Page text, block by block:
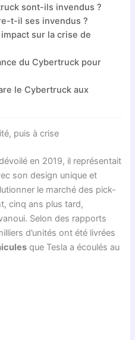
sont-ils invendus ?
t-il ses invendus ?
sur la crise de
du Cybertruck pour
le Cybertruck aux
puis à crise
en 2019, il représentait
son design unique et
le marché des pick-
cinq ans plus tard,
Selon des rapports
d’unités ont été livrées
que Tesla a écoulés au